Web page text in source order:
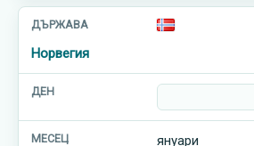
Норвегия
януари